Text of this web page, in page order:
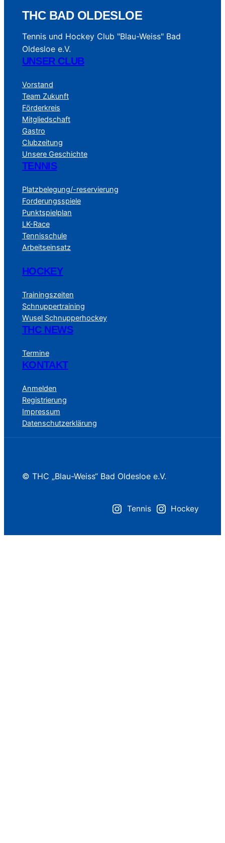
THC BAD OLDESLOE
Tennis und Hockey Club "Blau-Weiss" Bad
Oldesloe e.V.
UNSER CLUB
Vorstand
Team Zukunft
Förderkreis
Mitgliedschaft
Gastro
Clubzeitung
Unsere Geschichte
TENNIS
Platzbelegung/-reservierung
Forderungsspiele
Punktspielplan
LK-Race
Tennisschule
Arbeitseinsatz
HOCKEY
Trainingszeiten
Schnuppertraining
Wusel Schnupperhockey
THC NEWS
Termine
KONTAKT
Anmelden
Registrierung
Impressum
Datenschutzerklärung
© THC „Blau-Weiss“ Bad Oldesloe e.V.
Tennis Hockey